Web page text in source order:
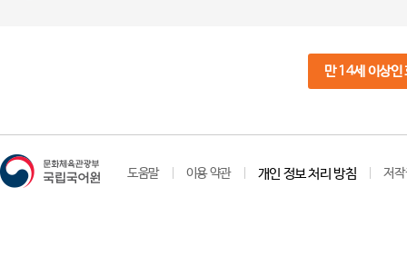
만 14세 이상인
도움말 이용 약관 개인 정보 처리 방침 저